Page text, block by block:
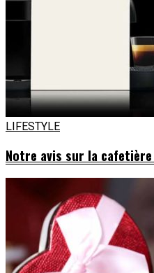
LIFESTYLE
Notre avis sur la cafetière